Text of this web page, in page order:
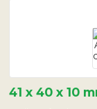
41 x 40 x 10